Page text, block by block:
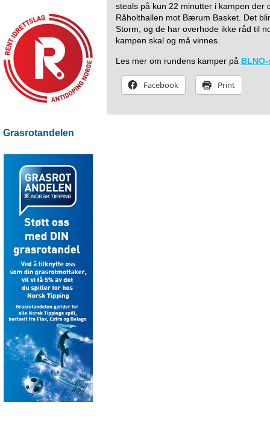
Grasrotandelen
steals på kun 22 minutter i kampen der
Råholthallen mot Bærum Basket. Det
Storm, og de har overhode ikke råd til
kampen skal og må vinnes.
Les mer om rundens kamper på
Facebook Print